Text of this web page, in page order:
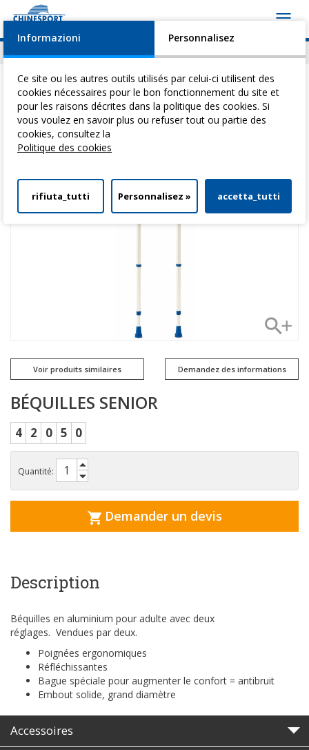
Actualités Evénements Video Download
Vous êtes ici: Home>DéAmbulateurs>BéQuilles> BéQuilles Senior
Voir produits similaires Demandez des informations
BÉQUILLES SENIOR
4 2 0 5 0
Quantité:
Demander un devis
Description
Béquilles en aluminium pour adulte avec deux
réglages. Vendues par deux.
Poignées ergonomiques
Réfléchissantes
Bague spéciale pour augmenter le confort = antibruit
Embout solide, grand diamètre
Accessoires
Informazioni Personnalisez
Ce site ou les autres outils utilisés par celui-ci utilisent des
cookies nécessaires pour le bon fonctionnement du site et
pour les raisons décrites dans la politique des cookies. Si
vous voulez en savoir plus ou refuser tout ou partie des
cookies, consultez la
Politique des cookies
rifiuta_tutti Personnalisez » accetta_tutti